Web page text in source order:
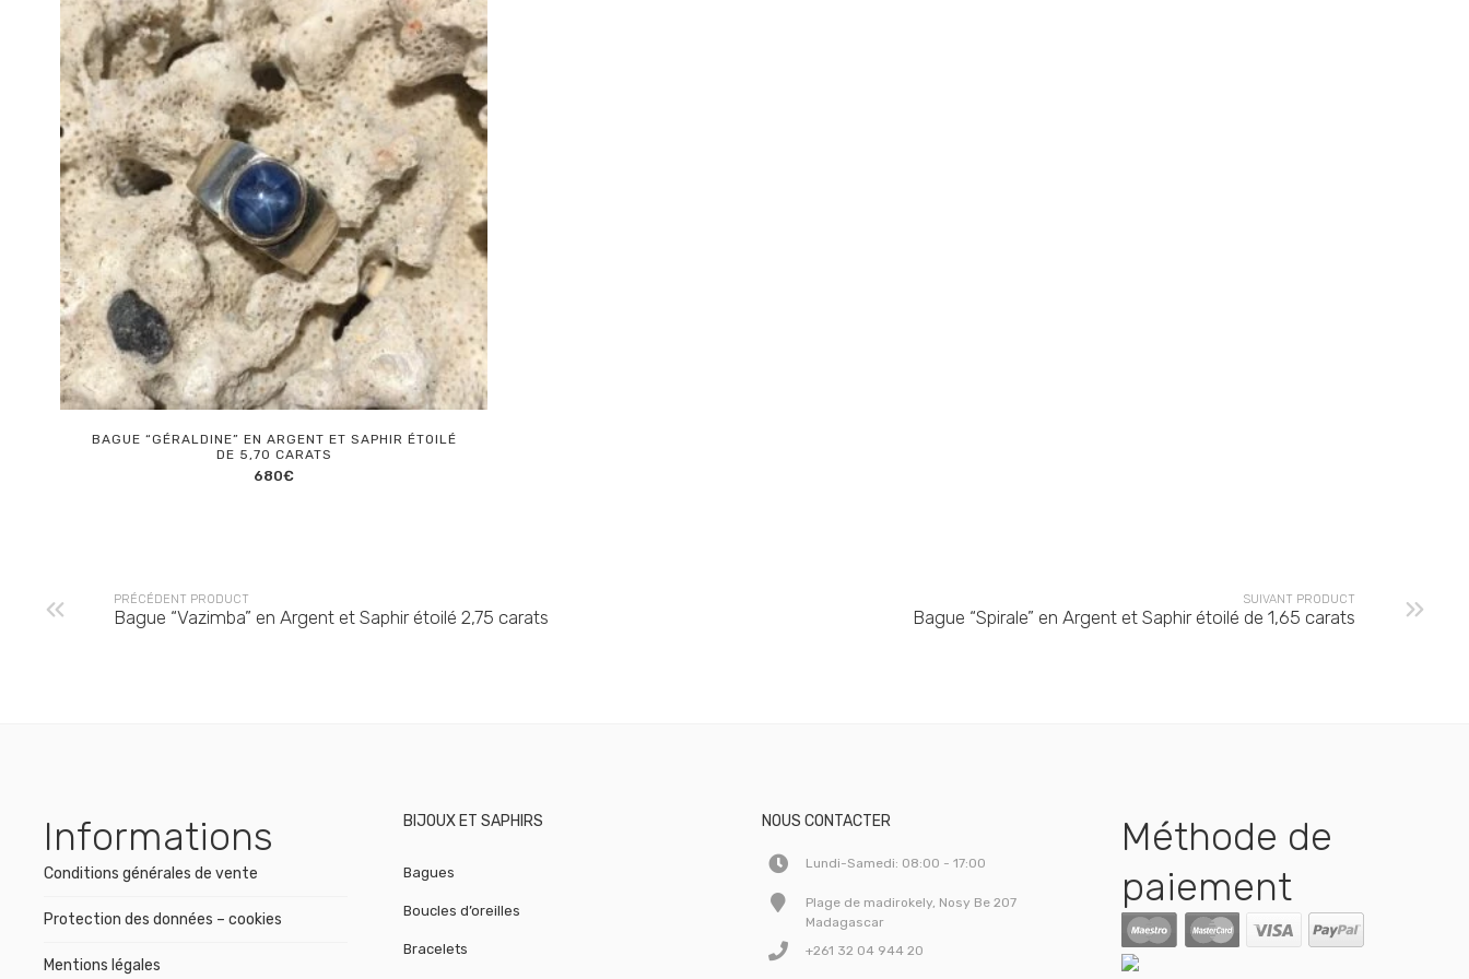
BAGUE “GÉRALDINE” EN ARGENT ET SAPHIR ÉTOILÉ
DE 5,70 CARATS
680€
PRÉCÉDENT PRODUCT
Bague “Vazimba” en Argent et Saphir étoilé 2,75 carats
SUIVANT PRODUCT
Bague “Spirale” en Argent et Saphir étoilé de 1,65 carats
Informations
Conditions générales de vente
Protection des données – cookies
Mentions légales
BIJOUX ET SAPHIRS
Bagues
Boucles d’oreilles
Bracelets
NOUS CONTACTER
Lundi-Samedi: 08:00 - 17:00
Plage de madirokely, Nosy Be 207
Madagascar
+261 32 04 944 20
Méthode de
paiement